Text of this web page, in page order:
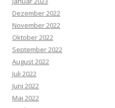
Dezember 2022
November 2022
Oktober 2022
September 2022
August 2022
Juli 2022
Juni 2022
Mai 2022